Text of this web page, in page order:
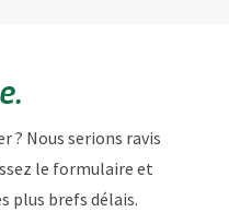
? Nous serions ravis
le formulaire et
plus brefs délais.